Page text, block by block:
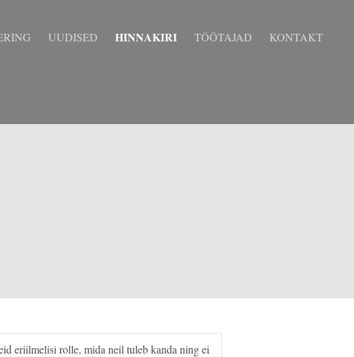
UUDISED HINNAKIRI TÖÖTAJAD KONTAKT
eriilmelisi rolle, mida neil tuleb kanda ning ei